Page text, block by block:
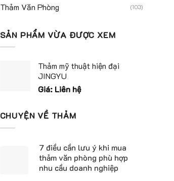
Thảm Văn Phòng (103)
SẢN PHẨM VỪA ĐƯỢC XEM
Thảm mỹ thuật hiện đại
JINGYU
Giá: Liên hệ
CHUYỆN VỀ THẢM
7 điều cần lưu ý khi mua
thảm văn phòng phù hợp
nhu cầu doanh nghiệp